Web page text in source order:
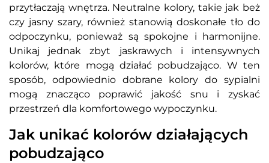
przytłaczają wnętrza. Neutralne kolory, takie jak beż
czy jasny szary, również stanowią doskonałe tło do
odpoczynku, ponieważ są spokojne i harmonijne.
Unikaj jednak zbyt jaskrawych i intensywnych
kolorów, które mogą działać pobudzająco. W ten
sposób, odpowiednio dobrane kolory do sypialni
mogą znacząco poprawić jakość snu i zyskać
przestrzeń dla komfortowego wypoczynku.
Jak unikać kolorów działających
pobudzająco